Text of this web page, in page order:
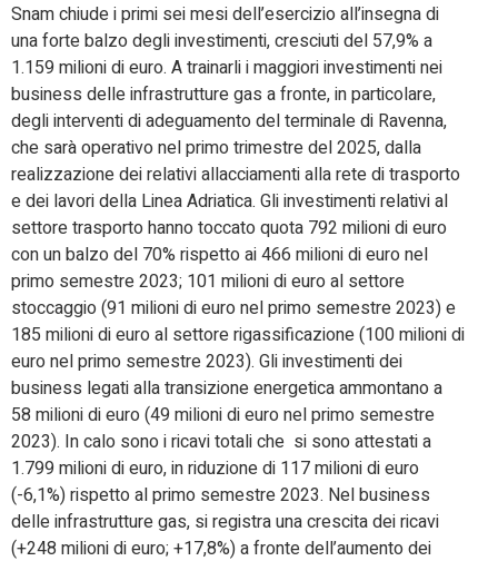
Snam chiude i primi sei mesi dell’esercizio all’insegna di
una forte balzo degli investimenti, cresciuti del 57,9% a
1.159 milioni di euro. A trainarli i maggiori investimenti nei
business delle infrastrutture gas a fronte, in particolare,
degli interventi di adeguamento del terminale di Ravenna,
che sarà operativo nel primo trimestre del 2025, dalla
realizzazione dei relativi allacciamenti alla rete di trasporto
e dei lavori della Linea Adriatica. Gli investimenti relativi al
settore trasporto hanno toccato quota 792 milioni di euro
con un balzo del 70% rispetto ai 466 milioni di euro nel
primo semestre 2023; 101 milioni di euro al settore
stoccaggio (91 milioni di euro nel primo semestre 2023) e
185 milioni di euro al settore rigassificazione (100 milioni di
euro nel primo semestre 2023). Gli investimenti dei
business legati alla transizione energetica ammontano a
58 milioni di euro (49 milioni di euro nel primo semestre
2023). In calo sono i ricavi totali che si sono attestati a
1.799 milioni di euro, in riduzione di 117 milioni di euro
(-6,1%) rispetto al primo semestre 2023. Nel business
delle infrastrutture gas, si registra una crescita dei ricavi
(+248 milioni di euro; +17,8%) a fronte dell’aumento dei